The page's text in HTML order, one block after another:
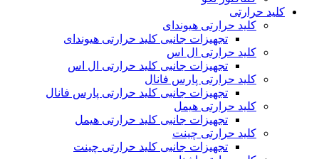
کلید حرارتی
کلید حرارتی هیوندای
تجهیزات جانبی کلید حرارتی هیوندای
کلید حرارتی ال اس
تجهیزات جانبی کلید حرارتی ال اس
کلید حرارتی پارس فانال
تجهیزات جانبی کلید حرارتی پارس فانال
کلید حرارتی هیمل
تجهیزات جانبی کلید حرارتی هیمل
کلید حرارتی چینت
تجهیزات جانبی کلید حرارتی چینت